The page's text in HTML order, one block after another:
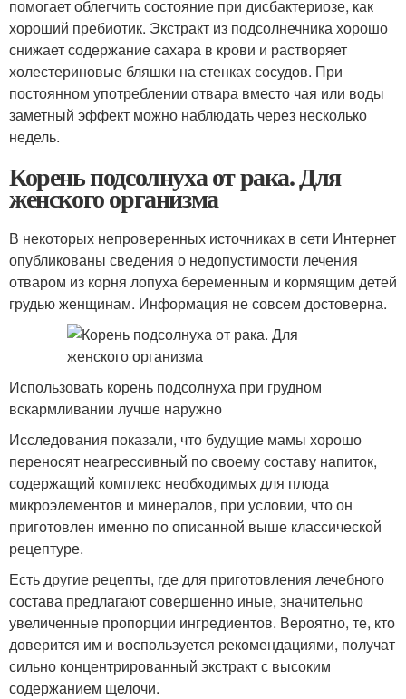
помогает облегчить состояние при дисбактериозе, как
хороший пребиотик. Экстракт из подсолнечника хорошо
снижает содержание сахара в крови и растворяет
холестериновые бляшки на стенках сосудов. При
постоянном употреблении отвара вместо чая или воды
заметный эффект можно наблюдать через несколько
недель.
Корень подсолнуха от рака. Для
женского организма
В некоторых непроверенных источниках в сети Интернет
опубликованы сведения о недопустимости лечения
отваром из корня лопуха беременным и кормящим детей
грудью женщинам. Информация не совсем достоверна.
Использовать корень подсолнуха при грудном
вскармливании лучше наружно
Исследования показали, что будущие мамы хорошо
переносят неагрессивный по своему составу напиток,
содержащий комплекс необходимых для плода
микроэлементов и минералов, при условии, что он
приготовлен именно по описанной выше классической
рецептуре.
Есть другие рецепты, где для приготовления лечебного
состава предлагают совершенно иные, значительно
увеличенные пропорции ингредиентов. Вероятно, те, кто
доверится им и воспользуется рекомендациями, получат
сильно концентрированный экстракт с высоким
содержанием щелочи.